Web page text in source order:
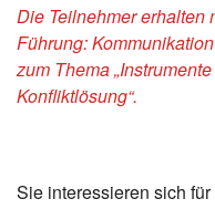
Die Teilnehmer erhalten
Führung:
zum Thema
Konfliktlösung“.
Sie interessieren sich